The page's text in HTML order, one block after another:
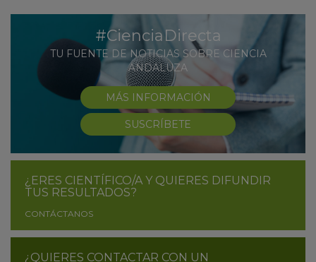
#CienciaDirecta
TU FUENTE DE NOTICIAS SOBRE CIENCIA
ANDALUZA
MÁS INFORMACIÓN
SUSCRÍBETE
¿ERES CIENTÍFICO/A Y QUIERES DIFUNDIR
TUS RESULTADOS?
CONTÁCTANOS
¿QUIERES CONTACTAR CON UN